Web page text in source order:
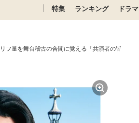
特集 ランキング ドラマ
フ量を舞台稽古の合間に覚える「共演者の皆